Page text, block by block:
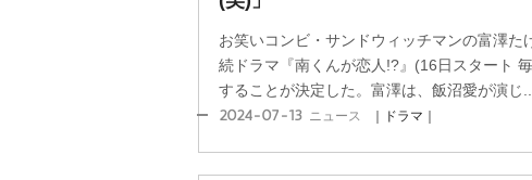
お笑いコンビ・サンドウィッチマンの富澤た
続ドラマ『南くんが恋人!?』(16日スタート
することが決定した。富澤は、飯沼愛が演じ...
2024-07-13 ニュース ｜ドラマ｜